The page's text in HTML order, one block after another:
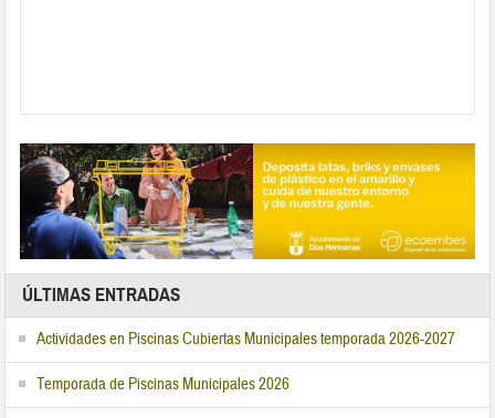
ÚLTIMAS ENTRADAS
Actividades en Piscinas Cubiertas Municipales temporada 2026-2027
Temporada de Piscinas Municipales 2026